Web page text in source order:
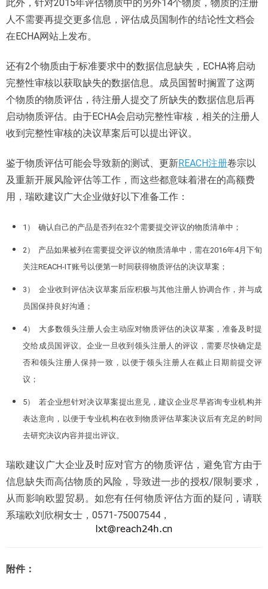
此外，针对2015年评估物质中的另外14个物质，物质的注册
人不需要再提交更多信息，评估成员国制作的结论性文档会
在ECHA网站上发布。
还有2个物质由于标准要求中的数据信息缺失，ECHA将启动
完整性审核以获取缺失的数据信息。成员国暂时搁置了这两
个物质的物质评估，待注册人提交了所缺失的数据信息后再
启动物质评估。由于ECHA会启动完整性审核，相关的注册人
收到完整性审核的决议草案后可以提出评议。
鉴于物质评估可能会导致新的测试、更新REACH注册卷宗以
及重新开展风险评估等工作，而这些都意味着潜在的高额费
用，瑞欧建议广大企业做好以下准备工作：
1） 确认自己的产品是否列在32个需要提交评议的物质清单中；
2） 产品如果被列在需要提交评议的物质清单中，需在2016年4月下旬
关注REACH-IT账号以便第一时间获得物质评估的决议草案；
3） 企业收到评估决议草案后应积极与其他注册人协调合作，并与成
员国保持良好沟通；
4） 大多数领头注册人会主动应对物质评估的决议草案，准备及时提
交给成员国评议。企业一旦收到领头注册人的评议，需要尽快确定是
否和领头注册人保持一致，以便于领头注册人在截止日期前提交评
议；
5） 若企业想针对决议草案提出意见，建议企业尽早咨询专业机构并
表达意向，以便于专业机构在收到物质评估草案决议后有充足的时间
去研究决议内容并提出评议。
瑞欧建议广大企业及时应对官方的物质评估，避免官方由于
信息缺失而高估物质的风险，导致进一步的授权/限制要求，
从而影响欧盟贸易。如您有任何物质评估方面的疑问，请联
系瑞欧刘欣桐女士，0571-75007544，
附件：